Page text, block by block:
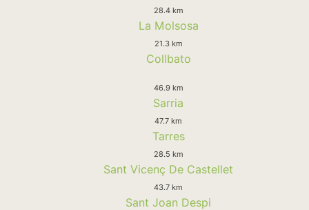
28.4 km
La Molsosa
21.3 km
Collbato
46.9 km
Sarria
47.7 km
Tarres
28.5 km
Sant Vicenç De Castellet
43.7 km
Sant Joan Despi